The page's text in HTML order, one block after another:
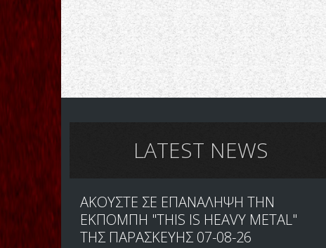
LATEST NEWS
ΑΚΟΥΣΤΕ ΣΕ ΕΠΑΝΑΛΗΨΗ ΤΗΝ
ΕΚΠΟΜΠΗ "THIS IS HEAVY METAL"
ΤΗΣ ΠΑΡΑΣΚΕΥΗΣ 07-08-26